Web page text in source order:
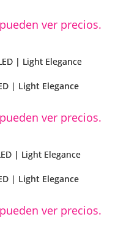
pueden ver precios.
| Light Elegance
pueden ver precios.
| Light Elegance
pueden ver precios.